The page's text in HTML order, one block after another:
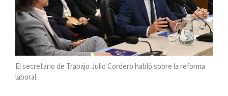
El secretario de Trabajo Julio Cordero habló sobre la reforma
laboral